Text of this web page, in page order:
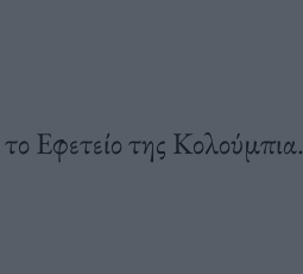
Εφετείο της Κολούμπια.